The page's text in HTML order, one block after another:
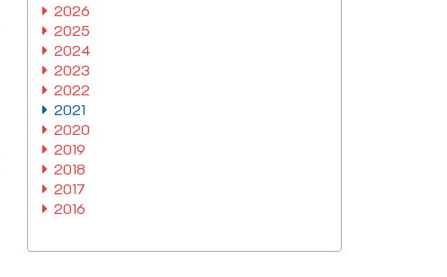
2026
2025
2024
2023
2022
2021
2020
2019
2018
2017
2016